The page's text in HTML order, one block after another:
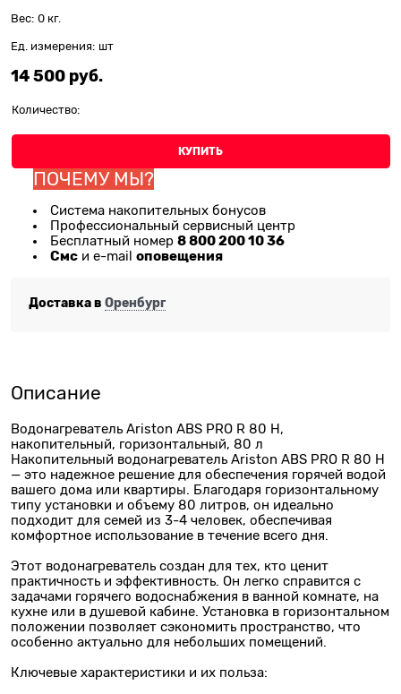
Вес: 0 кг.
Ед. измерения: шт
14 500 руб.
Количество:
КУПИТЬ
ПОЧЕМУ МЫ?
Система накопительных бонусов
Профессиональный сервисный центр
Бесплатный номер 8 800 200 10 36
Смс и e-mail оповещения
Доставка в Оренбург
Описание
Водонагреватель Ariston ABS PRO R 80 H,
накопительный, горизонтальный, 80 л
Накопительный водонагреватель Ariston ABS PRO R 80 H
— это надежное решение для обеспечения горячей водой
вашего дома или квартиры. Благодаря горизонтальному
типу установки и объему 80 литров, он идеально
подходит для семей из 3-4 человек, обеспечивая
комфортное использование в течение всего дня.
Этот водонагреватель создан для тех, кто ценит
практичность и эффективность. Он легко справится с
задачами горячего водоснабжения в ванной комнате, на
кухне или в душевой кабине. Установка в горизонтальном
положении позволяет сэкономить пространство, что
особенно актуально для небольших помещений.
Ключевые характеристики и их польза: